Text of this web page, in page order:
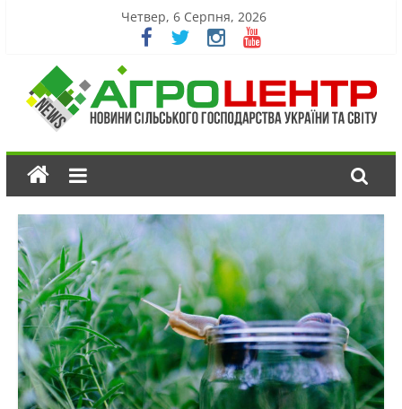
Четвер, 6 Серпня, 2026